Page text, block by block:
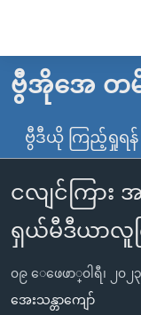
လွယ်ကူ
စေ
သည့်
များ
ပင်မ
သို့
ကျော်
မူလစာမျက်နှာ
မြန်မာ
ကမ္ဘာ့သတင်းများ
နိုင်ငံတကာ
အမေရိကန်
အစ္စရေး-ပါလက်စတိုင်
ဗွီဒီယို
သတင်းလွတ်လပ်ခွင့်
ရပ်ဝန်းတခု လမ်းတ
အင်္ဂလိပ်စာလေ့လာမ
ဗွီအိုအေ တ
ဗွီဒီယို ကြည့်ရှုရန်
ငလျင်ကြာ
ရှယ်မီဒီယာလူ
၀၉ ေဖေဖာ္၀ါရီ၊ ၂၀၂၃
အေးသန္တာကျော်